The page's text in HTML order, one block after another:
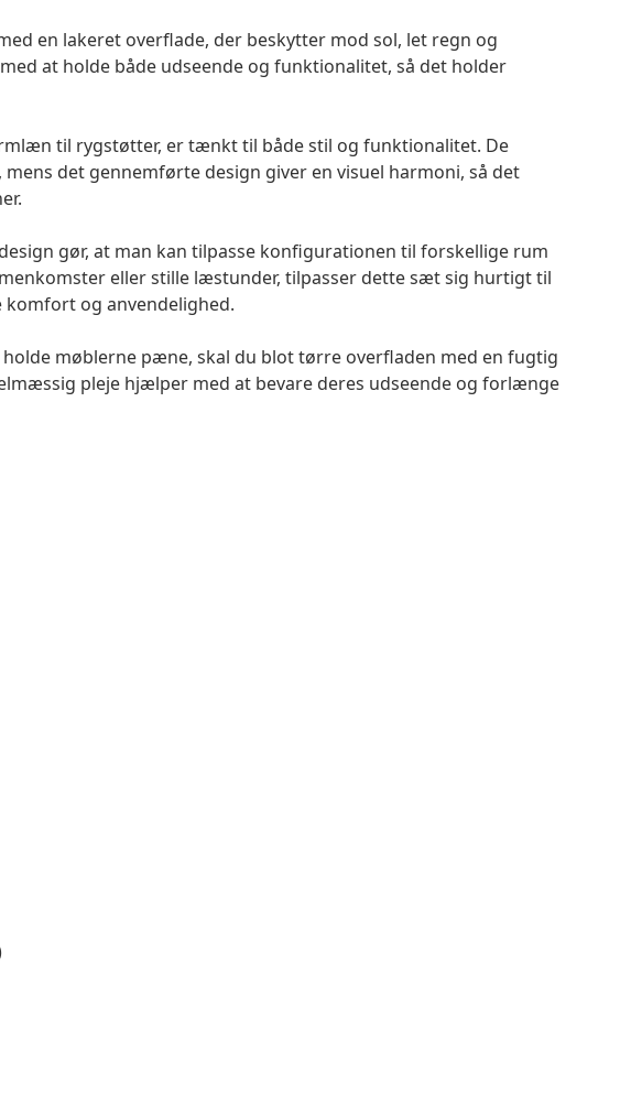
en lakeret overflade, der beskytter mod sol, let regn og
at holde både udseende og funktionalitet, så det holder
til rygstøtter, er tænkt til både stil og funktionalitet. De
det gennemførte design giver en visuel harmoni, så det
gør, at man kan tilpasse konfigurationen til forskellige rum
eller stille læstunder, tilpasser dette sæt sig hurtigt til
og anvendelighed.
holde møblerne pæne, skal du blot tørre overfladen med en fugtig
pleje hjælper med at bevare deres udseende og forlænge